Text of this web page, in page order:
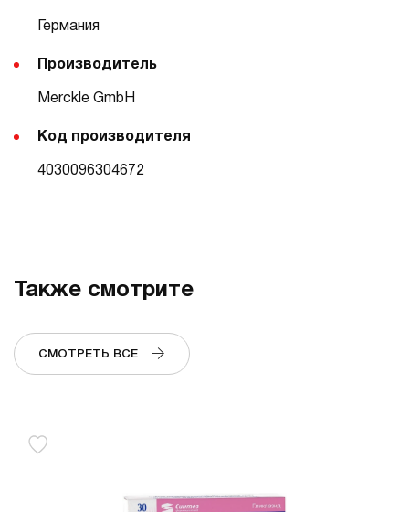
Германия
Производитель
Merckle GmbH
Код производителя
4030096304672
Также смотрите
СМОТРЕТЬ ВСЕ